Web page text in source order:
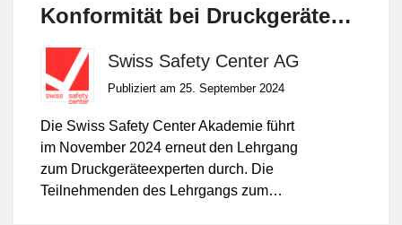
Konformität bei Druckgeräten
mit dem Lehrgang zum
Druckgeräteexperten
Swiss Safety Center AG
Publiziert am 25. September 2024
Die Swiss Safety Center Akademie führt
im November 2024 erneut den Lehrgang
zum Druckgeräteexperten durch. Die
Teilnehmenden des Lehrgangs zum